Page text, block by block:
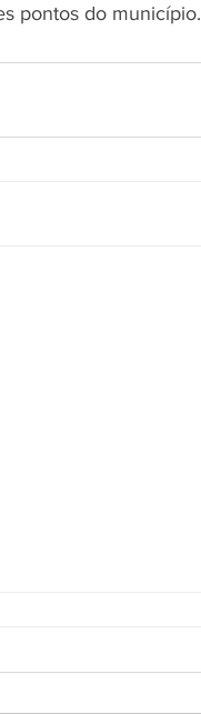
pontos do município.